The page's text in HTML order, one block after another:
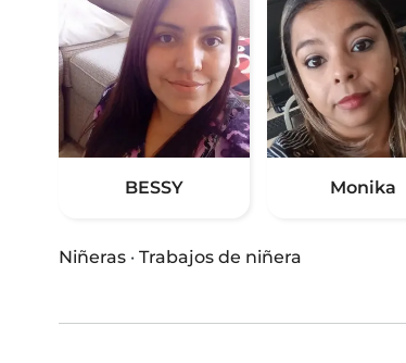
BESSY Monika
Niñeras · Trabajos de niñera